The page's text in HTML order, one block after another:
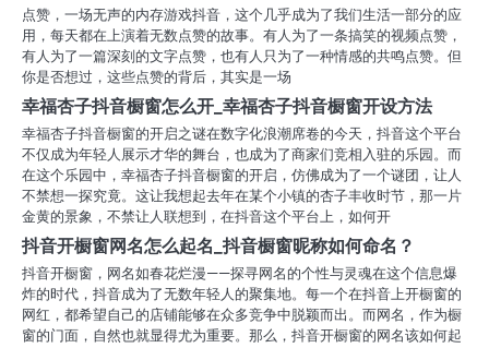
点赞，一场无声的内存游戏抖音，这个几乎成为了我们生活一部分的应
用，每天都在上演着无数点赞的故事。有人为了一条搞笑的视频点赞，
有人为了一篇深刻的文字点赞，也有人只为了一种情感的共鸣点赞。但
你是否想过，这些点赞的背后，其实是一场
幸福杏子抖音橱窗怎么开_幸福杏子抖音橱窗开设方法
幸福杏子抖音橱窗的开启之谜在数字化浪潮席卷的今天，抖音这个平台
不仅成为年轻人展示才华的舞台，也成为了商家们竞相入驻的乐园。而
在这个乐园中，幸福杏子抖音橱窗的开启，仿佛成为了一个谜团，让人
不禁想一探究竟。这让我想起去年在某个小镇的杏子丰收时节，那一片
金黄的景象，不禁让人联想到，在抖音这个平台上，如何开
抖音开橱窗网名怎么起名_抖音橱窗昵称如何命名？
抖音开橱窗，网名如春花烂漫——探寻网名的个性与灵魂在这个信息爆
炸的时代，抖音成为了无数年轻人的聚集地。每一个在抖音上开橱窗的
网红，都希望自己的店铺能够在众多竞争中脱颖而出。而网名，作为橱
窗的门面，自然也就显得尤为重要。那么，抖音开橱窗的网名该如何起